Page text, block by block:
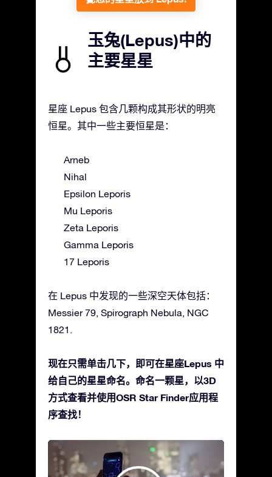
玉兔(Lepus)中的
主要星星
星座 Lepus 包含几颗构成其形状的明亮
恒星。其中一些主要恒星是：
Arneb
Nihal
Epsilon Leporis
Mu Leporis
Zeta Leporis
Gamma Leporis
17 Leporis
在 Lepus 中发现的一些深空天体包括：
Messier 79, Spirograph Nebula, NGC
1821.
现在只需单击几下，即可在星座Lepus 中
给自己的星星命名。命名一颗星，以3D
方式查看并使用OSR Star Finder应用程
序查找！